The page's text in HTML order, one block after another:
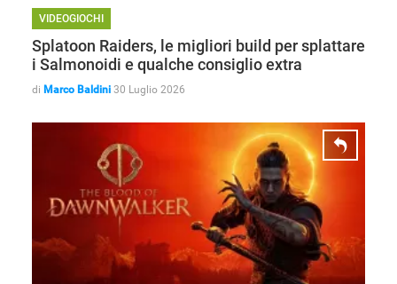
VIDEOGIOCHI
Splatoon Raiders, le migliori build per splattare
i Salmonoidi e qualche consiglio extra
di Marco Baldini 30 Luglio 2026